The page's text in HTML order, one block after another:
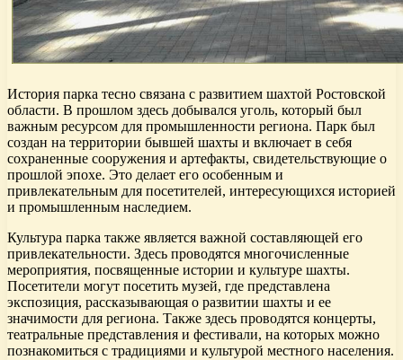
История парка тесно связана с развитием шахтой Ростовской
области. В прошлом здесь добывался уголь, который был
важным ресурсом для промышленности региона. Парк был
создан на территории бывшей шахты и включает в себя
сохраненные сооружения и артефакты, свидетельствующие о
прошлой эпохе. Это делает его особенным и
привлекательным для посетителей, интересующихся историей
и промышленным наследием.
Культура парка также является важной составляющей его
привлекательности. Здесь проводятся многочисленные
мероприятия, посвященные истории и культуре шахты.
Посетители могут посетить музей, где представлена
экспозиция, рассказывающая о развитии шахты и ее
значимости для региона. Также здесь проводятся концерты,
театральные представления и фестивали, на которых можно
познакомиться с традициями и культурой местного населения.